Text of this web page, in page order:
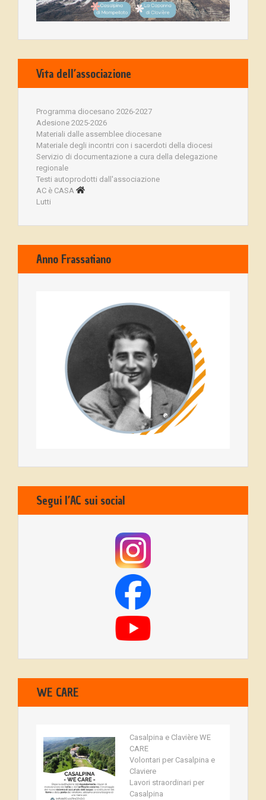
Vita dell’associazione
Programma diocesano 2026-2027
Adesione 2025-2026
Materiali dalle assemblee diocesane
Materiale degli incontri con i sacerdoti della diocesi
Servizio di documentazione a cura della delegazione
regionale
Testi autoprodotti dall'associazione
AC è CASA
Lutti
Anno Frassatiano
Segui l’AC sui social
WE CARE
Casalpina e Clavière WE
CARE
Volontari per Casalpina e
Claviere
Lavori straordinari per
Casalpina